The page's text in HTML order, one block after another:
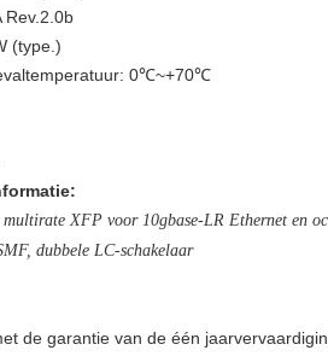
Rev.2.0b
(type.)
0℃~+70℃
multirate XFP voor 10gbase-LR Ethernet en
dubbele LC-schakelaar
de garantie van de één